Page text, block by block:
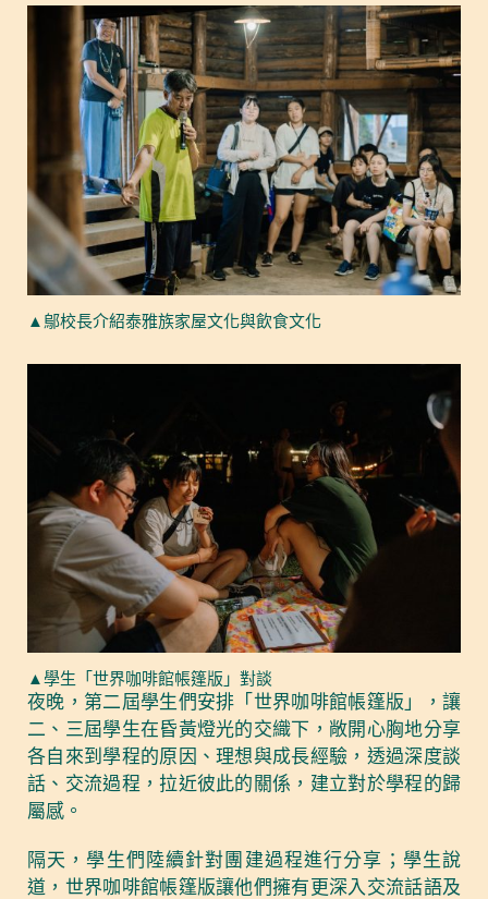
▲鄔校長介紹泰雅族家屋文化與飲食文化
▲學生「世界咖啡館帳篷版」對談
夜晚，第二屆學生們安排「世界咖啡館帳篷版」，讓
二、三屆學生在昏黃燈光的交織下，敞開心胸地分享
各自來到學程的原因、理想與成長經驗，透過深度談
話、交流過程，拉近彼此的關係，建立對於學程的歸
屬感。
隔天，學生們陸續針對團建過程進行分享；學生說
道，世界咖啡館帳篷版讓他們擁有更深入交流話語及